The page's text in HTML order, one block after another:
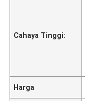
Cahaya Tinggi:
Harga